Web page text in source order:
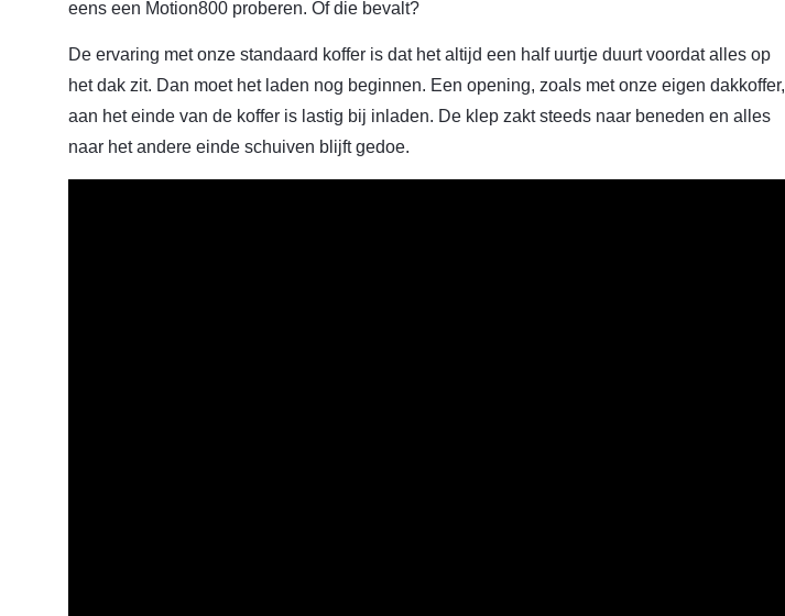
eens een Motion800 proberen. Of die bevalt?
De ervaring met onze standaard koffer is dat het altijd een half uurtje duurt voordat alles op
het dak zit. Dan moet het laden nog beginnen. Een opening, zoals met onze eigen dakkoffer,
aan het einde van de koffer is lastig bij inladen. De klep zakt steeds naar beneden en alles
naar het andere einde schuiven blijft gedoe.